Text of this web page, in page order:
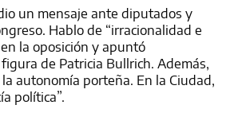
un mensaje ante diputados y
Hablo de “irracionalidad e
la oposición y apuntó
de Patricia Bullrich. Además,
autonomía porteña. En la Ciudad,
política”.